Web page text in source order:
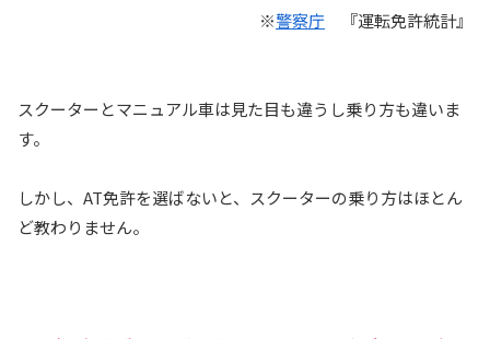
※警察庁 『運転免許統計』
スクーターとマニュアル車は見た目も違うし乗り方も違いま
す。
しかし、AT免許を選ばないと、スクーターの乗り方はほとん
ど教わりません。